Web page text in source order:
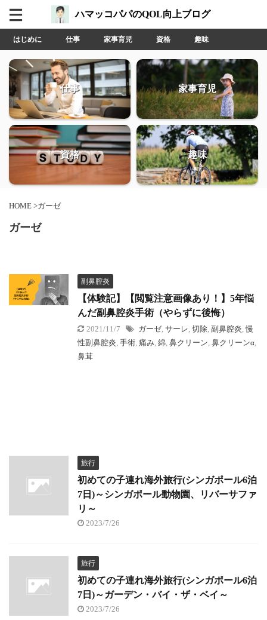
ハマッコパパのQOL向上ブログ
はじめに 仕事 家事育児 資格 趣味
仕事 家事育児
資格 趣味
HOME >ガーゼ
ガーゼ
副鼻腔炎
【体験記】【閲覧注意画像あり！】5年悩
んだ副鼻腔炎手術（やらずに後悔）
2021/11/7 ガーゼ, サーレ, 切除, 副鼻腔炎, 慢
性副鼻腔炎, 手術, 痛み, 綿, 鼻クリーン, 鼻クリーンα,
鼻茸
旅行
初めての子連れ海外旅行(シンガポール6泊
7日)～シンガポール動物園、リバーサファ
リ～
2023/7/26
旅行
初めての子連れ海外旅行(シンガポール6泊
7日)～ガーデン・バイ・ザ・ベイ～
2023/7/26